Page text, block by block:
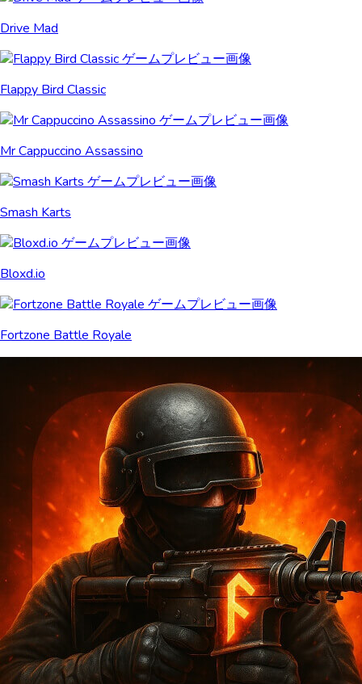
Drive Mad
Flappy Bird Classic
Mr Cappuccino Assassino
Smash Karts
Bloxd.io
Fortzone Battle Royale